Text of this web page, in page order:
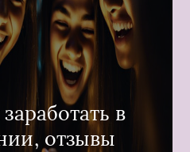
в
отзывы